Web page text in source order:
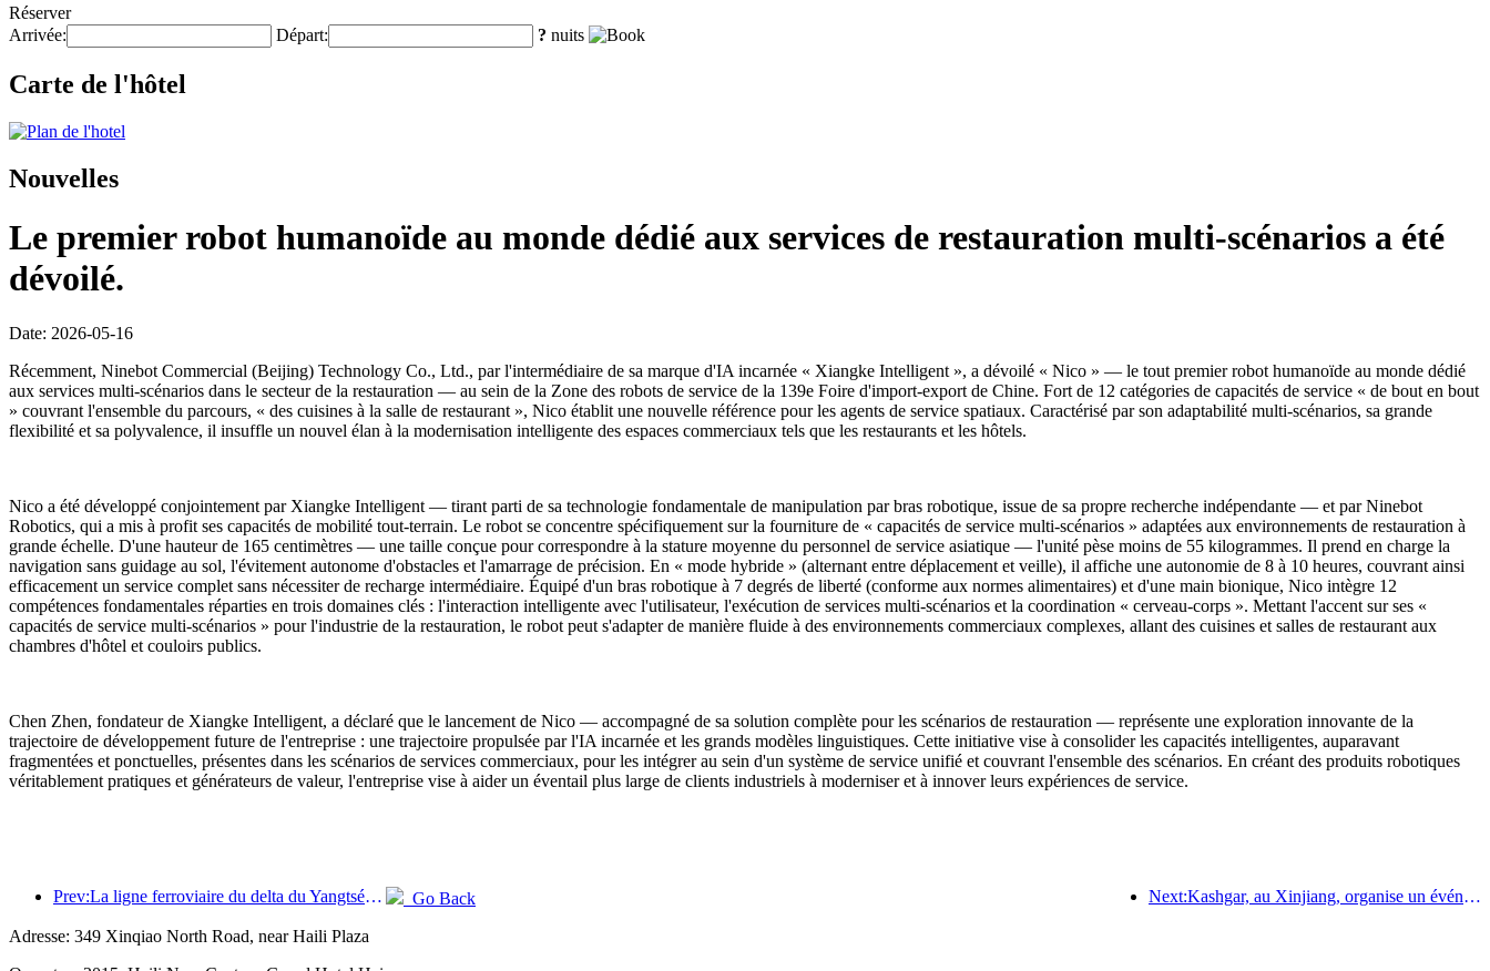
Réserver
Arrivée:
Départ: ? nuits
Carte de l'hôtel
Nouvelles
Le premier robot humanoïde au monde dédié aux services de restauration multi-scénarios a été
dévoilé.
Date: 2026-05-16
Récemment, Ninebot Commercial (Beijing) Technology Co., Ltd., par l'intermédiaire de sa marque d'IA incarnée « Xiangke Intelligent », a dévoilé « Nico » — le tout premier robot humanoïde au monde dédié
aux services multi-scénarios dans le secteur de la restauration — au sein de la Zone des robots de service de la 139e Foire d'import-export de Chine. Fort de 12 catégories de capacités de service « de bout en bout
» couvrant l'ensemble du parcours, « des cuisines à la salle de restaurant », Nico établit une nouvelle référence pour les agents de service spatiaux. Caractérisé par son adaptabilité multi-scénarios, sa grande
flexibilité et sa polyvalence, il insuffle un nouvel élan à la modernisation intelligente des espaces commerciaux tels que les restaurants et les hôtels.
Nico a été développé conjointement par Xiangke Intelligent — tirant parti de sa technologie fondamentale de manipulation par bras robotique, issue de sa propre recherche indépendante — et par Ninebot
Robotics, qui a mis à profit ses capacités de mobilité tout-terrain. Le robot se concentre spécifiquement sur la fourniture de « capacités de service multi-scénarios » adaptées aux environnements de restauration à
grande échelle. D'une hauteur de 165 centimètres — une taille conçue pour correspondre à la stature moyenne du personnel de service asiatique — l'unité pèse moins de 55 kilogrammes. Il prend en charge la
navigation sans guidage au sol, l'évitement autonome d'obstacles et l'amarrage de précision. En « mode hybride » (alternant entre déplacement et veille), il affiche une autonomie de 8 à 10 heures, couvrant ainsi
efficacement un service complet sans nécessiter de recharge intermédiaire. Équipé d'un bras robotique à 7 degrés de liberté (conforme aux normes alimentaires) et d'une main bionique, Nico intègre 12
compétences fondamentales réparties en trois domaines clés : l'interaction intelligente avec l'utilisateur, l'exécution de services multi-scénarios et la coordination « cerveau-corps ». Mettant l'accent sur ses «
capacités de service multi-scénarios » pour l'industrie de la restauration, le robot peut s'adapter de manière fluide à des environnements commerciaux complexes, allant des cuisines et salles de restaurant aux
chambres d'hôtel et couloirs publics.
Chen Zhen, fondateur de Xiangke Intelligent, a déclaré que le lancement de Nico — accompagné de sa solution complète pour les scénarios de restauration — représente une exploration innovante de la
trajectoire de développement future de l'entreprise : une trajectoire propulsée par l'IA incarnée et les grands modèles linguistiques. Cette initiative vise à consolider les capacités intelligentes, auparavant
fragmentées et ponctuelles, présentes dans les scénarios de services commerciaux, pour les intégrer au sein d'un système de service unifié et couvrant l'ensemble des scénarios. En créant des produits robotiques
véritablement pratiques et générateurs de valeur, l'entreprise vise à aider un éventail plus large de clients industriels à moderniser et à innover leurs expériences de service.
Prev:La ligne ferroviaire du delta du Yangtsé a transporté plus de 21,38 millions de passagers pendant les vacances du 1er mai. Next:Kashgar, au Xinjiang, organise un événement de promotion touristique pour favoriser les échanges interethniques.
Go Back
Adresse: 349 Xinqiao North Road, near Haili Plaza